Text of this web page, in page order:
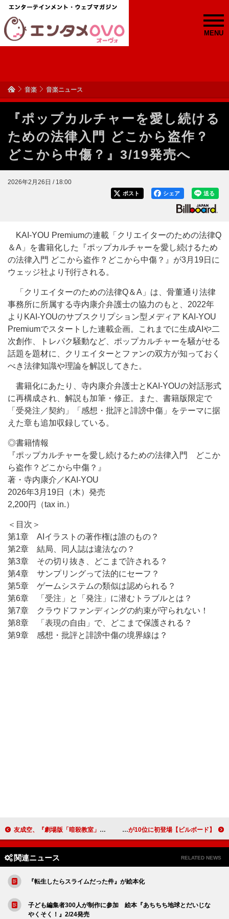
MENU
音楽 音楽ニュース
『ポップカルチャーを愛し続ける
ための法律入門 どこから盗作？
どこから中傷？』3/19発売へ
2026年2月26日 / 18:00
送る
シェア
ポスト
KAI-YOU Premiumの連載「クリエイターのための法律Q
＆A」を書籍化した『ポップカルチャーを愛し続けるため
の法律入門 どこから盗作？どこから中傷？』が3月19日に
ウェッジ社より刊行される。
「クリエイターのための法律Q＆A」は、骨董通り法律
事務所に所属する寺内康介弁護士の協力のもと、2022年
よりKAI-YOUのサブスクリプション型メディア KAI-YOU
Premiumでスタートした連載企画。これまでに生成AIや二
次創作、トレパク騒動など、ポップカルチャーを騒がせる
話題を題材に、クリエイターとファンの双方が知っておく
べき法律知識や理論を解説してきた。
書籍化にあたり、寺内康介弁護士とKAI-YOUの対話形式
に再構成され、解説も加筆・修正。また、書籍版限定で
「受発注／契約」「感想・批評と誹謗中傷」をテーマに据
えた章も追加収録している。
◎書籍情報
『ポップカルチャーを愛し続けるための法律入門 どこか
ら盗作？どこから中傷？』
著・寺内康介／KAI-YOU
2026年3月19日（木）発売
2,200円（tax in.）
＜目次＞
第1章 AIイラストの著作権は誰のもの？
第2章 結局、同人誌は違法なの？
第3章 その切り抜き、どこまで許される？
第4章 サンプリングって法的にセーフ？
第5章 ゲームシステムの類似は認められる？
第6章 「受注」と「発注」に潜むトラブルとは？
第7章 クラウドファンディングの約束が守られない！
第8章 「表現の自由」で、どこまで保護される？
第9章 感想・批評と誹謗中傷の境界線は？
友成空、『劇場版「暗殺教室」みんなの時間』の主題歌「Teacher」配信リリース決定 【ビルボード】柚木麻子『BUTTER』“Heisei Books”10週連続の1位へ 『大河の一滴 』が10位に初登場
関連ニュース RELATED NEWS
『転生したらスライムだった件』が絵本化
子ども編集者300人が制作に参加 絵本『あちちち地球とだいじな
やくそく！』2/24発売